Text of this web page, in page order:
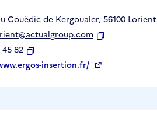
Couëdic de Kergoualer, 56100 Lorient
45 82
Copierinsertion.fr/